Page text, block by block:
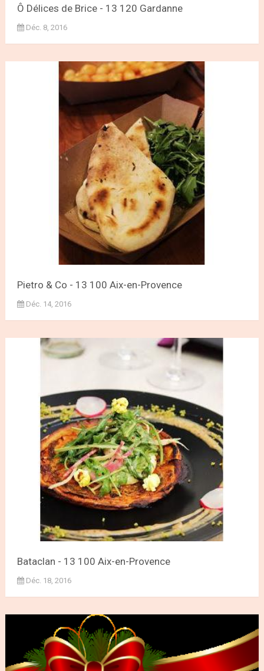
Ô Délices de Brice - 13 120 Gardanne
Déc. 8, 2016
Pietro & Co - 13 100 Aix-en-Provence
Déc. 14, 2016
Bataclan - 13 100 Aix-en-Provence
Déc. 18, 2016